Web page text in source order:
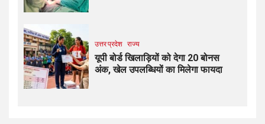
उत्तर प्रदेश राज्य
यूपी बोर्ड खिलाड़ियों को देगा 20 बोनस
अंक, खेल उपलब्धियों का मिलेगा फायदा